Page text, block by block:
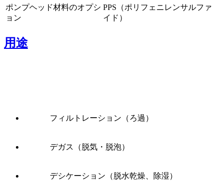
ポンプヘッド材料のオプシ
ョン
PPS（ポリフェニレンサルファ
イド）
用途
フィルトレーション（ろ過）
デガス（脱気・脱泡）
デシケーション（脱水乾燥、除湿）